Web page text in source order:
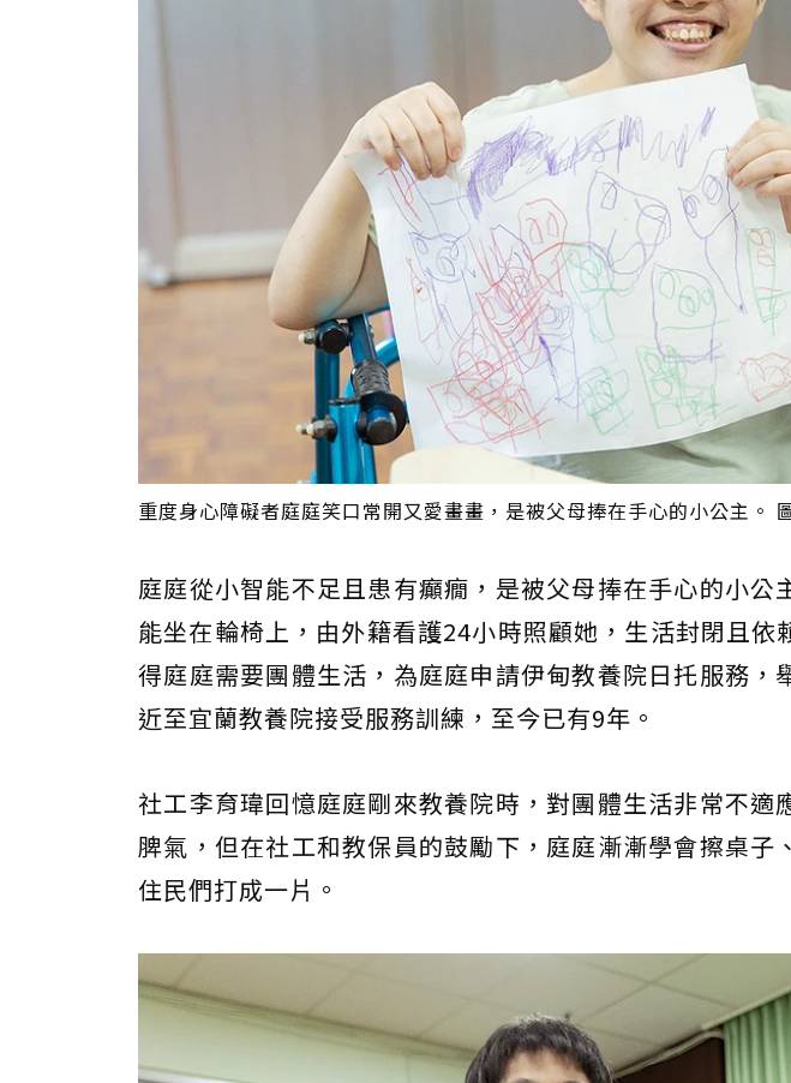
重度身心障礙者庭庭笑口常開又愛畫畫，是被父母捧在手心的小公主。
庭庭從小智能不足且患有癲癇，是被父母捧在手心的小公
能坐在輪椅上，由外籍看護24小時照顧她，生活封閉且依
得庭庭需要團體生活，為庭庭申請伊甸教養院日托服務，
近至宜蘭教養院接受服務訓練，至今已有9年。
社工李育瑋回憶庭庭剛來教養院時，對團體生活非常不適
脾氣，但在社工和教保員的鼓勵下，庭庭漸漸學會擦桌子
住民們打成一片。